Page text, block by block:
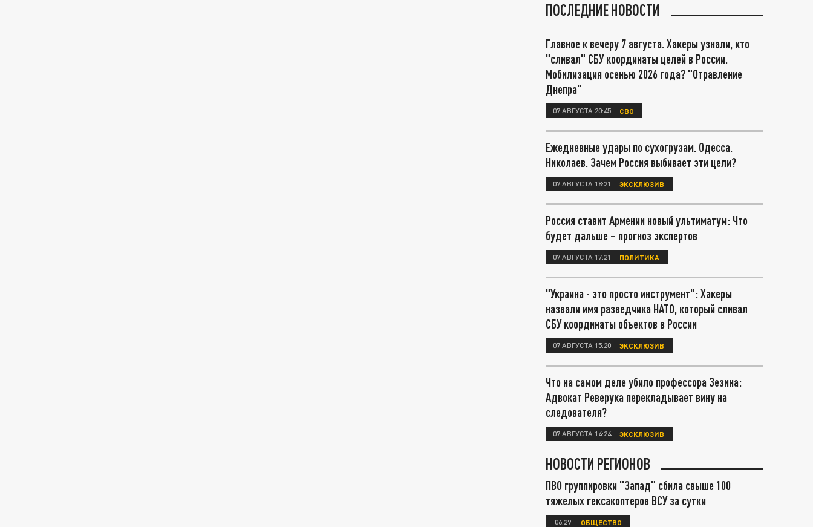
ПОСЛЕДНИЕ НОВОСТИ
Главное к вечеру 7 августа. Хакеры узнали, кто
"сливал" СБУ координаты целей в России.
Мобилизация осенью 2026 года? "Отравление
Днепра"
07 АВГУСТА 20:45 СВО
Ежедневные удары по сухогрузам. Одесса.
Николаев. Зачем Россия выбивает эти цели?
07 АВГУСТА 18:21 ЭКСКЛЮЗИВ
Россия ставит Армении новый ультиматум: Что
будет дальше – прогноз экспертов
07 АВГУСТА 17:21 ПОЛИТИКА
"Украина - это просто инструмент": Хакеры
назвали имя разведчика НАТО, который сливал
СБУ координаты объектов в России
07 АВГУСТА 15:20 ЭКСКЛЮЗИВ
Что на самом деле убило профессора Зезина:
Адвокат Реверука перекладывает вину на
следователя?
07 АВГУСТА 14:24 ЭКСКЛЮЗИВ
НОВОСТИ РЕГИОНОВ
ПВО группировки "Запад" сбила свыше 100
тяжелых гексакоптеров ВСУ за сутки
06:29 ОБЩЕСТВО